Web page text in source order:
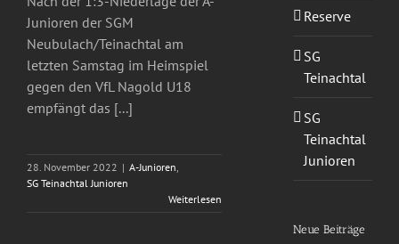
Junioren der SGM
Neubulach/Teinachtal am
letzten Samstag im Heimspiel
gegen den VfL Nagold U18
empfängt das [...]
28. November 2022 | A-Junioren,
SG Teinachtal Junioren
Weiterlesen
Reserve
SG
Teinachtal
SG
Teinachtal
Junioren
Neue Beiträge